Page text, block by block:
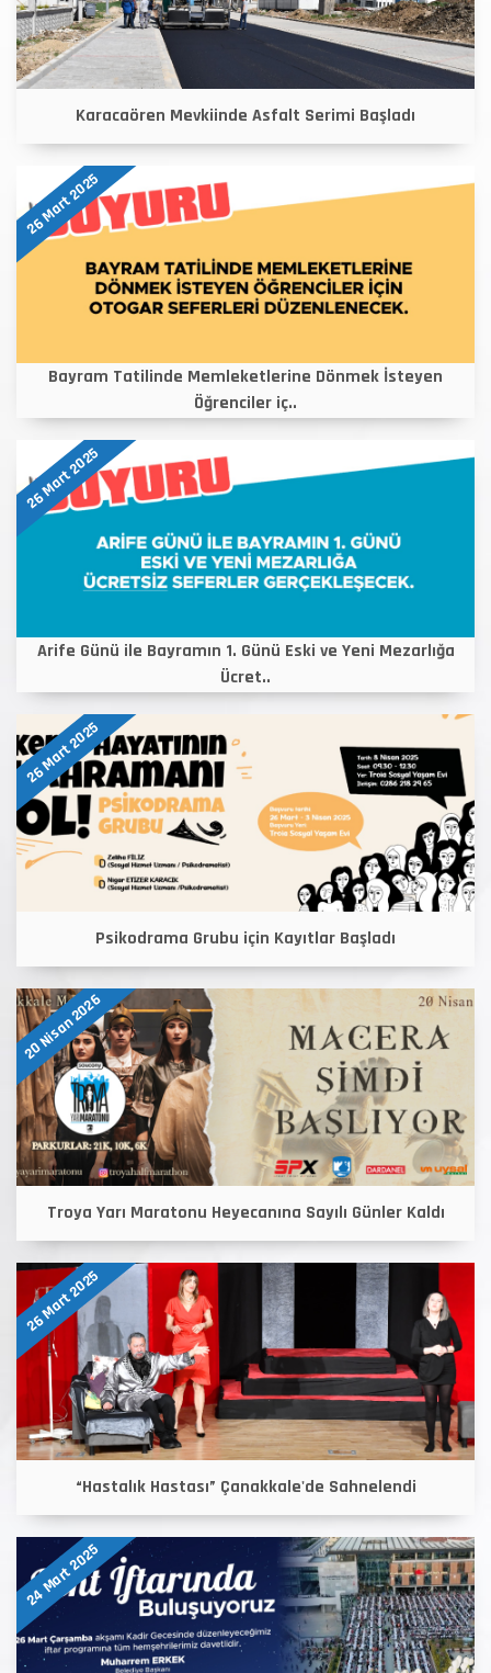
Karacaören Mevkiinde Asfalt Serimi Başladı
26 Mart 2025
Bayram Tatilinde Memleketlerine Dönmek İsteyen
Öğrenciler iç..
26 Mart 2025
Arife Günü ile Bayramın 1. Günü Eski ve Yeni Mezarlığa
Ücret..
26 Mart 2025
Psikodrama Grubu için Kayıtlar Başladı
20 Nisan 2026
Troya Yarı Maratonu Heyecanına Sayılı Günler Kaldı
26 Mart 2025
“Hastalık Hastası” Çanakkale'de Sahnelendi
24 Mart 2025